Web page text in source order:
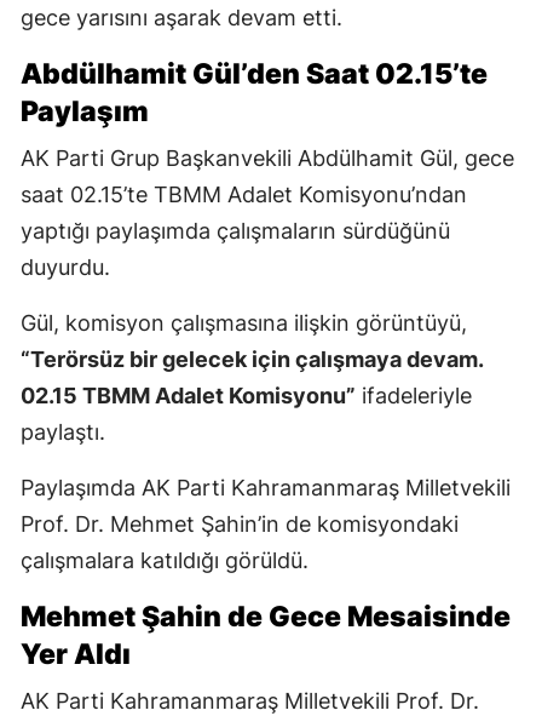
gece yarısını aşarak devam etti.
Abdülhamit Gül’den Saat 02.15’te
Paylaşım
AK Parti Grup Başkanvekili Abdülhamit Gül, gece
saat 02.15’te TBMM Adalet Komisyonu’ndan
yaptığı paylaşımda çalışmaların sürdüğünü
duyurdu.
Gül, komisyon çalışmasına ilişkin görüntüyü,
“Terörsüz bir gelecek için çalışmaya devam.
02.15 TBMM Adalet Komisyonu” ifadeleriyle
paylaştı.
Paylaşımda AK Parti Kahramanmaraş Milletvekili
Prof. Dr. Mehmet Şahin’in de komisyondaki
çalışmalara katıldığı görüldü.
Mehmet Şahin de Gece Mesaisinde
Yer Aldı
AK Parti Kahramanmaraş Milletvekili Prof. Dr.